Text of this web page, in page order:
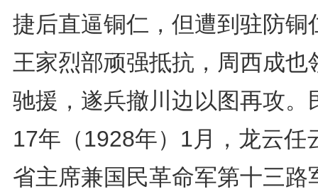
捷后直逼铜仁，但遭到驻防铜
王家烈部顽强抵抗，周西成也
驰援，遂兵撤川边以图再攻。
17年（1928年）1月，龙云任
省主席兼国民革命军第十三路